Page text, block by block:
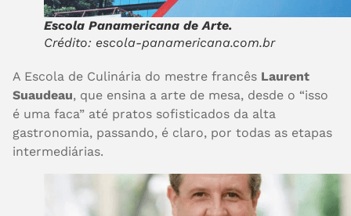
Escola Panamericana de Arte.
Crédito: escola-panamericana.com.br
A Escola de Culinária do mestre francês Laurent
Suaudeau, que ensina a arte de mesa, desde o “isso
é uma faca” até pratos sofisticados da alta
gastronomia, passando, é claro, por todas as etapas
intermediárias.